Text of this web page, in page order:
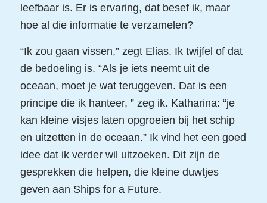
leefbaar is. Er is ervaring, dat besef ik, maar
hoe al die informatie te verzamelen?
“Ik zou gaan vissen,” zegt Elias. Ik twijfel of dat
de bedoeling is. “Als je iets neemt uit de
oceaan, moet je wat teruggeven. Dat is een
principe die ik hanteer, ” zeg ik. Katharina: “je
kan kleine visjes laten opgroeien bij het schip
en uitzetten in de oceaan.” Ik vind het een goed
idee dat ik verder wil uitzoeken. Dit zijn de
gesprekken die helpen, die kleine duwtjes
geven aan Ships for a Future.